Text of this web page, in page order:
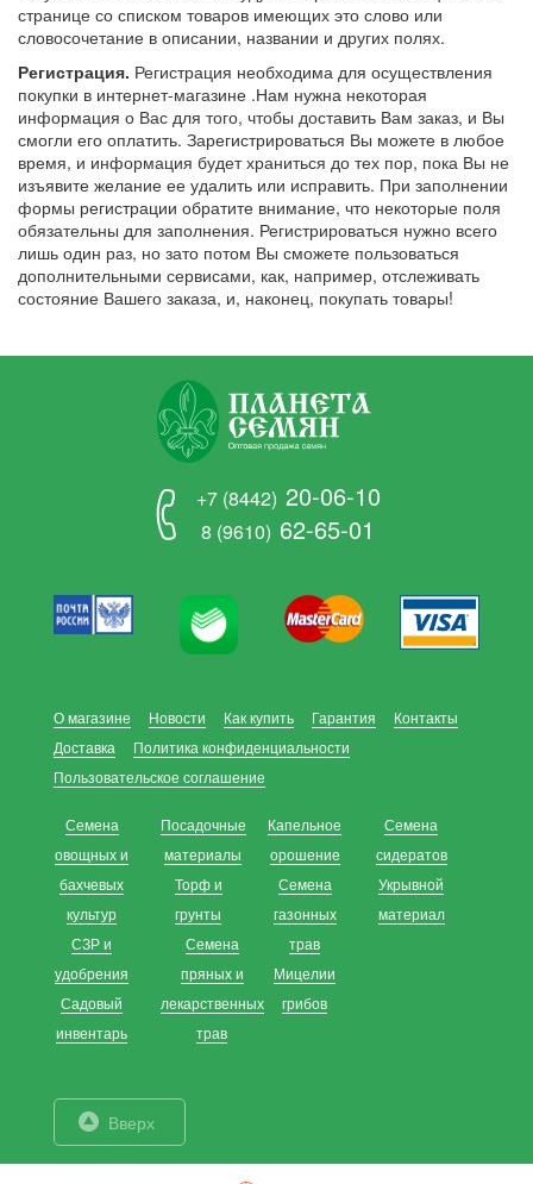
странице со списком товаров имеющих это слово или
словосочетание в описании, названии и других полях.
Регистрация. Регистрация необходима для осуществления
покупки в интернет-магазине .Нам нужна некоторая
информация о Вас для того, чтобы доставить Вам заказ, и Вы
смогли его оплатить. Зарегистрироваться Вы можете в любое
время, и информация будет храниться до тех пор, пока Вы не
изъявите желание ее удалить или исправить. При заполнении
формы регистрации обратите внимание, что некоторые поля
обязательны для заполнения. Регистрироваться нужно всего
лишь один раз, но зато потом Вы сможете пользоваться
дополнительными сервисами, как, например, отслеживать
состояние Вашего заказа, и, наконец, покупать товары!
+7 (8442) 20-06-10
8 (9610) 62-65-01
О магазине Новости Как купить Гарантия
Контакты
Доставка
Политика конфиденциальности
Пользовательское соглашение
Семена
овощных и
бахчевых
культур
СЗР и
удобрения
Садовый
инвентарь
Посадочные
материалы
Торф и
грунты
Семена
пряных и
лекарственных
трав
Капельное
орошение
Семена
газонных
трав
Мицелии
грибов
Семена
сидератов
Укрывной
материал
Вверх